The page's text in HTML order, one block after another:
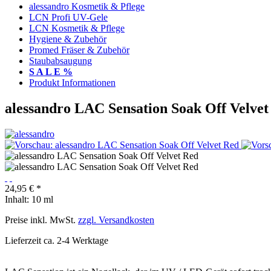
alessandro Kosmetik & Pflege
LCN Profi UV-Gele
LCN Kosmetik & Pflege
Hygiene & Zubehör
Promed Fräser & Zubehör
Staubabsaugung
S A L E %
Produkt Informationen
alessandro LAC Sensation Soak Off
24,95 € *
Inhalt: 10 ml
Preise inkl. MwSt. zzgl. Versandkosten
Lieferzeit ca. 2-4 Werktage